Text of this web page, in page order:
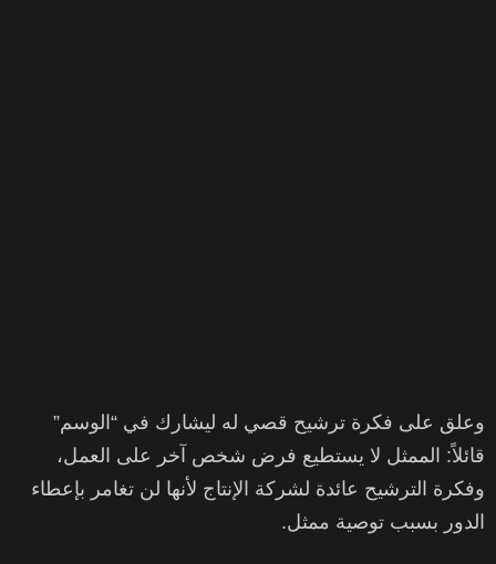
وعلق على فكرة ترشيح قصي له ليشارك في “الوسم”
قائلاً: الممثل لا يستطيع فرض شخص آخر على العمل،
وفكرة الترشيح عائدة لشركة الإنتاج لأنها لن تغامر بإعطاء
الدور بسبب توصية ممثل.